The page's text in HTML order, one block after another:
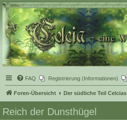
Celcia - eine Welt der
Fantasy
FAQ Registrierung (Informationen)
Foren-Übersicht Der südliche Teil Celcias
Reich der Dunsthügel